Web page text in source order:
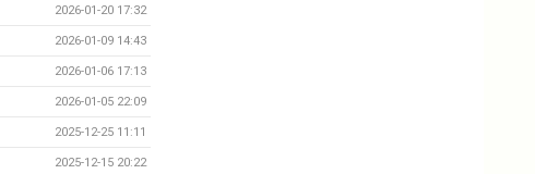
2026-01-20 17:32
2026-01-09 14:43
2026-01-06 17:13
2026-01-05 22:09
2025-12-25 11:11
2025-12-15 20:22